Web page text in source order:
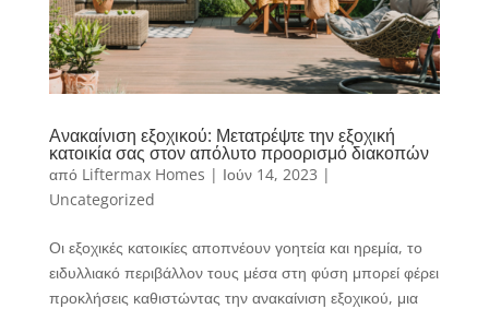
Ανακαίνιση εξοχικού: Μετατρέψτε την εξοχική
κατοικία σας στον απόλυτο προορισμό διακοπών
από Liftermax Homes | Ιούν 14, 2023 |
Uncategorized
Οι εξοχικές κατοικίες αποπνέουν γοητεία και ηρεμία, το
ειδυλλιακό περιβάλλον τους μέσα στη φύση μπορεί φέρει
προκλήσεις καθιστώντας την ανακαίνιση εξοχικού, μια